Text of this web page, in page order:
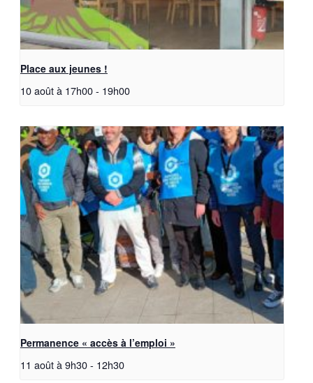
Place aux jeunes !
10 août à 17h00- 19h00
Permanence « accès à l’emploi »
11 août à 9h30- 12h30